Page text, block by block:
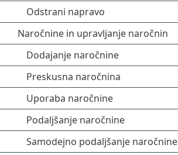
Odstrani napravo
Naročnine in upravljanje naročnin
Dodajanje naročnine
Preskusna naročnina
Uporaba naročnine
Podaljšanje naročnine
Samodejno podaljšanje naročnine